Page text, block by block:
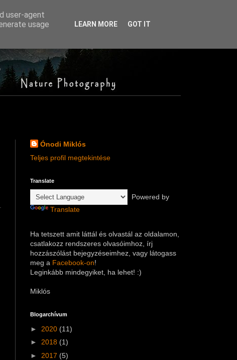
Ónodi Miklós
Teljes profil megtekintése
Translate
Powered by
Translate
Ha tetszett amit láttál és olvastál az oldalamon,
csatlakozz rendszeres olvasóimhoz, írj
hozzászólást bejegyzéseimhez , vagy látogass
meg a Facebook-on!
Leginkább mindegyiket, ha lehet! :)
Miklós
Blogarchívum
► 2020 (11)
► 2018 (1)
► 2017 (5)
user-agent
usage
LEARN MORE GOT IT